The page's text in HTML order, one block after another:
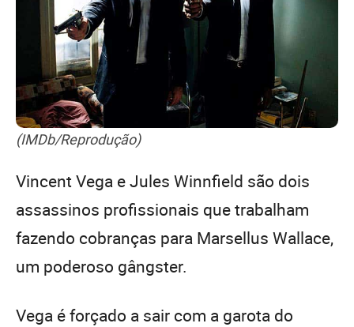
(IMDb/Reprodução)
Vincent Vega e Jules Winnfield são dois
assassinos profissionais que trabalham
fazendo cobranças para Marsellus Wallace,
um poderoso gângster.
Vega é forçado a sair com a garota do